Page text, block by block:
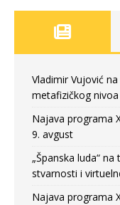
Vladimir Vujović
metafizičkog
Najava programa
9. avgust
„Španska luda“
stvarnosti i
Najava programa